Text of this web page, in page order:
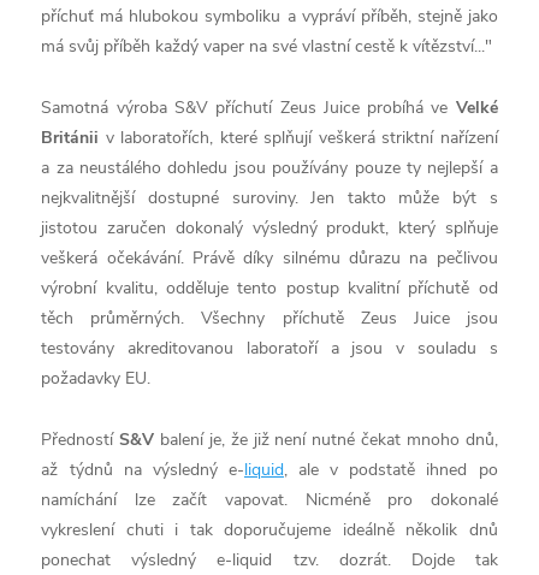
příchuť má hlubokou symboliku a vypráví příběh, stejně jako
má svůj příběh každý vaper na své vlastní cestě k vítězství..."
Samotná výroba S&V příchutí Zeus Juice probíhá ve Velké
Británii v laboratořích, které splňují veškerá striktní nařízení
a za neustálého dohledu jsou používány pouze ty nejlepší a
nejkvalitnější dostupné suroviny. Jen takto může být s
jistotou zaručen dokonalý výsledný produkt, který splňuje
veškerá očekávání. Právě díky silnému důrazu na pečlivou
výrobní kvalitu, odděluje tento postup kvalitní příchutě od
těch průměrných. Všechny příchutě Zeus Juice jsou
testovány akreditovanou laboratoří a jsou v souladu s
požadavky EU.
Předností S&V balení je, že již není nutné čekat mnoho dnů,
až týdnů na výsledný e-liquid, ale v podstatě ihned po
namíchání lze začít vapovat. Nicméně pro dokonalé
vykreslení chuti i tak doporučujeme ideálně několik dnů
ponechat výsledný e-liquid tzv. dozrát. Dojde tak